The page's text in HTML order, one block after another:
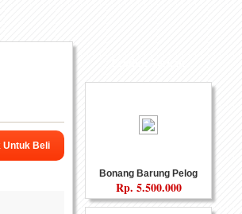
Untuk Beli
Bonang Barung Pelog
Rp. 5.500.000